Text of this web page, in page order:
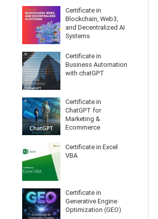
Certificate in
Blockchain, Web3,
and Decentralized AI
Systems
Certificate in
Business Automation
with chatGPT
Certificate in
ChatGPT for
Marketing &
Ecommerce
Certificate in Excel
VBA
Certificate in
Generative Engine
Optimization (GEO)